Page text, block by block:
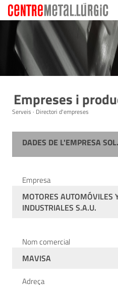
Empreses i
Serveis · Directori d'empreses
DADES DE L'EMPRESA
Empresa
MOTORES AUTOMÓVILES
INDUSTRIALES S.A.U.
Nom comercial
MAVISA
Adreça